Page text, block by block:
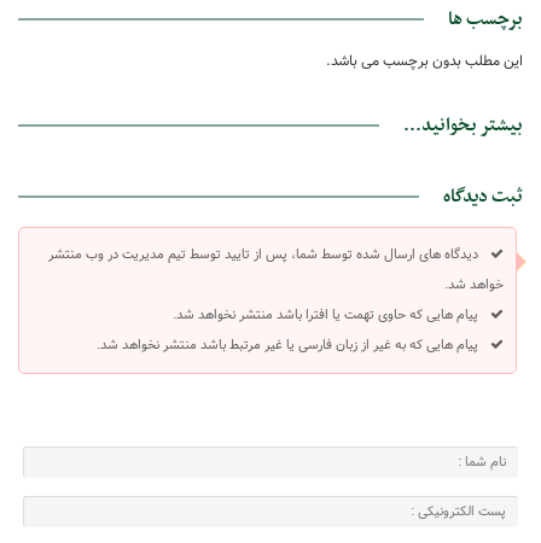
برچسب ها
این مطلب بدون برچسب می باشد.
بیشتر بخوانید...
ثبت دیدگاه
دیدگاه های ارسال شده توسط شما، پس از تایید توسط تیم مدیریت در وب منتشر
خواهد شد.
پیام هایی که حاوی تهمت یا افترا باشد منتشر نخواهد شد.
پیام هایی که به غیر از زبان فارسی یا غیر مرتبط باشد منتشر نخواهد شد.